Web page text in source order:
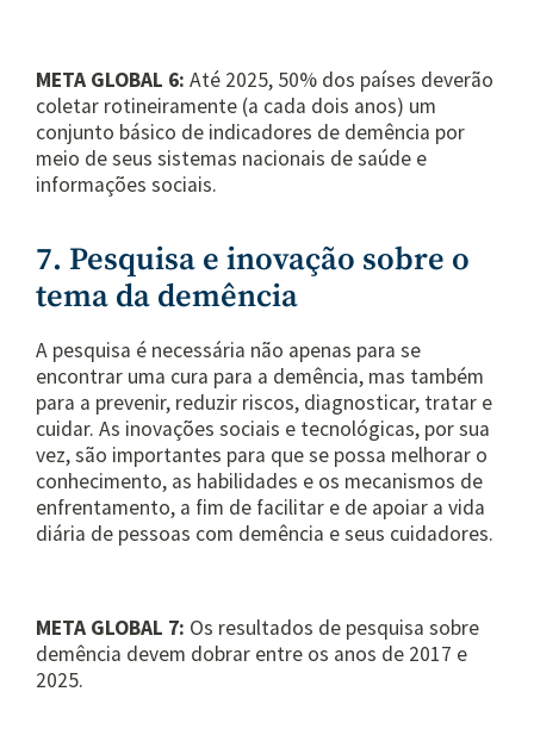
META GLOBAL 6: Até 2025, 50% dos países deverão
coletar rotineiramente (a cada dois anos) um
conjunto básico de indicadores de demência por
meio de seus sistemas nacionais de saúde e
informações sociais.
7. Pesquisa e inovação sobre o
tema da demência
A pesquisa é necessária não apenas para se
encontrar uma cura para a demência, mas também
para a prevenir, reduzir riscos, diagnosticar, tratar e
cuidar. As inovações sociais e tecnológicas, por sua
vez, são importantes para que se possa melhorar o
conhecimento, as habilidades e os mecanismos de
enfrentamento, a fim de facilitar e de apoiar a vida
diária de pessoas com demência e seus cuidadores.
META GLOBAL 7: Os resultados de pesquisa sobre
demência devem dobrar entre os anos de 2017 e
2025.